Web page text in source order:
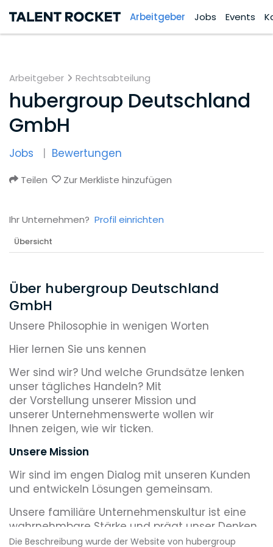
Arbeitgeber Jobs Events
Arbeitgeber Rechtsabteilung
hubergroup Deutschland
GmbH
Jobs Bewertungen
Teilen Zur Merkliste hinzufügen
Ihr Unternehmen? Profil einrichten
Übersicht
Über hubergroup Deutschland
GmbH
Unsere Philosophie in wenigen Worten
Hier lernen Sie uns kennen
Wer sind wir? Und welche Grundsätze lenken
unser tägliches Handeln? Mit
der Vorstellung unserer Mission und
unserer Unternehmenswerte wollen wir
Ihnen zeigen, wie wir ticken.
Unsere Mission
Wir sind im engen Dialog mit unseren Kunden
und entwickeln Lösungen gemeinsam.
Unsere familiäre Unternehmenskultur ist eine
wahrnehmbare Stärke und prägt unser Denken
und Handeln.
Die Beschreibung wurde der Website von hubergroup